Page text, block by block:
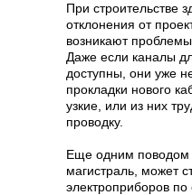
При строительстве
отклонения от
возникают проблемы
Даже если каналы
доступны, они уже
прокладки нового
узкие, или из них
проводку.
Еще одним поводом
магистраль, может
электроприборов